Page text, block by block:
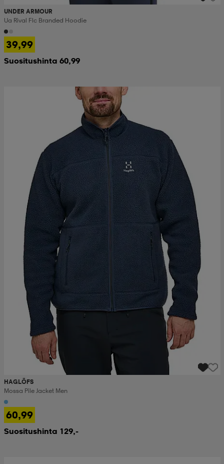
UNDER ARMOUR
Ua Rival Flc Branded Hoodie
39,99
Suositushinta 60,99
HAGLÖFS
Mossa Pile Jacket Men
60,99
Suositushinta 129,-